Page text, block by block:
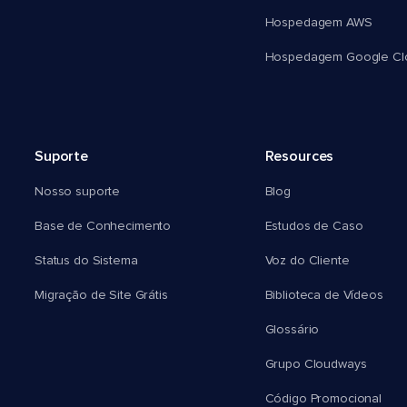
Hospedagem AWS
Hospedagem Google
Suporte
Nosso suporte
Base de Conhecimento
Status do Sistema
Migração de Site Grátis
Resources
Blog
Estudos de Caso
Voz do Cliente
Biblioteca de Vídeos
Glossário
Grupo Cloudways
Código Promocional